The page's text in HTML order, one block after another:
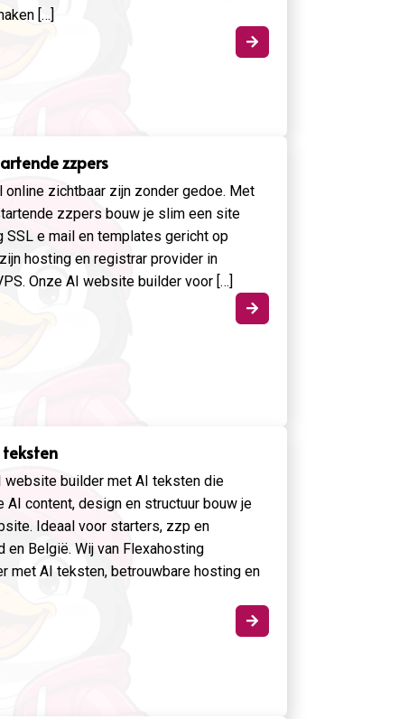
[…]

zzpers
zichtbaar zijn zonder gedoe. Met
zzpers bouw je slim een site
SSL e mail en templates gericht op
hosting en registrar provider in
Onze AI website builder voor […]

builder met AI teksten die
content, design en structuur bouw je
Ideaal voor starters, zzp en
België. Wij van Flexahosting
met AI teksten, betrouwbare hosting en
